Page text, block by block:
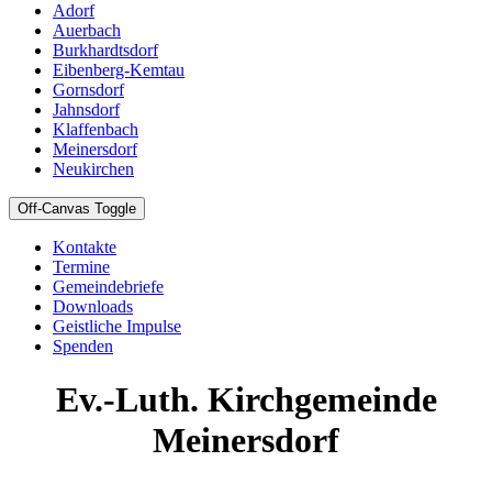
Adorf
Auerbach
Burkhardtsdorf
Eibenberg-Kemtau
Gornsdorf
Jahnsdorf
Klaffenbach
Meinersdorf
Neukirchen
Off-Canvas Toggle
Kontakte
Termine
Gemeindebriefe
Downloads
Geistliche Impulse
Spenden
Ev.-Luth. Kirchgemeinde
Meinersdorf